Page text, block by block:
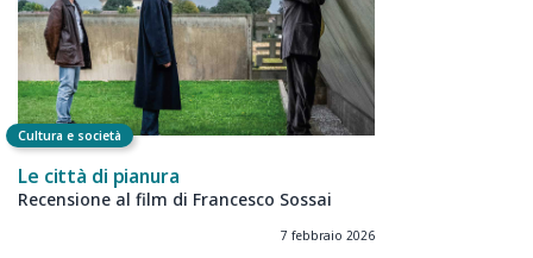
Cultura e società
Le città di pianura
Recensione al film di Francesco Sossai
7 febbraio 2026